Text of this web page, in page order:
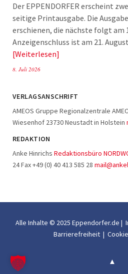
Der EPPENDORFER erscheint
seitige Printausgabe. Die
erschienen, die nächste folgt am
Anzeigenschluss ist am 21.
Weiterlesen
8. Juli 2026
VERLAGSANSCHRIFT
AMEOS Gruppe Regionalzentrale
Wiesenhof 23730 Neustadt in Holstein
REDAKTION
Anke Hinrichs Redaktionsbüro
24 Fax +49 (0) 40 413 585 28
Alle Inhalte © 2025 Eppendorfer.de |
Barrierefreiheit |